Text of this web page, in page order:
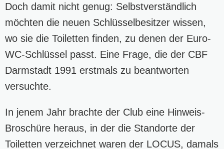
Doch damit nicht genug: Selbstverständlich
möchten die neuen Schlüsselbesitzer wissen,
wo sie die Toiletten finden, zu denen der Euro-
WC-Schlüssel passt. Eine Frage, die der CBF
Darmstadt 1991 erstmals zu beantworten
versuchte.
In jenem Jahr brachte der Club eine Hinweis-
Broschüre heraus, in der die Standorte der
Toiletten verzeichnet waren der LOCUS, damals